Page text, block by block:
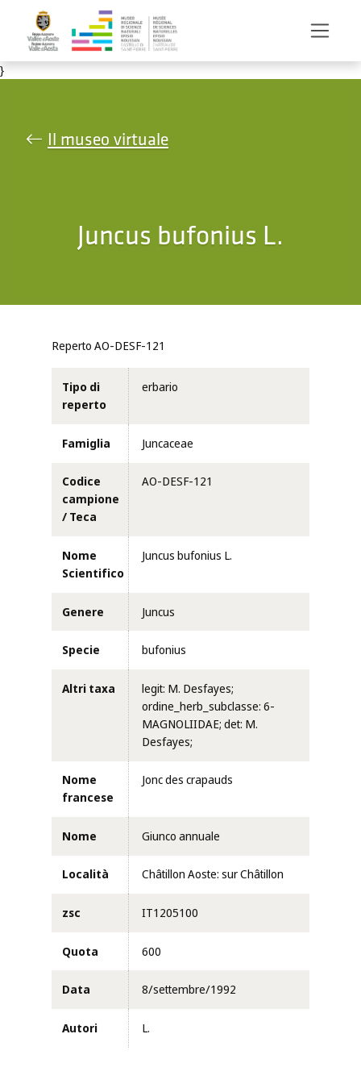
Salta al contenuto principale
}
Il museo virtuale
Juncus bufonius L.
Reperto AO-DESF-121
Tipo di
reperto
erbario
Famiglia Juncaceae
Codice
campione
/ Teca
AO-DESF-121
Nome
Scientifico
Juncus bufonius L.
Genere Juncus
Specie bufonius
Altri taxa
legit: M. Desfayes;
ordine_herb_subclasse: 6-
MAGNOLIIDAE; det: M.
Desfayes;
Nome
francese
Jonc des crapauds
Nome Giunco annuale
Località Châtillon Aoste: sur Châtillon
zsc IT1205100
Quota 600
Data 8/settembre/1992
Autori L.